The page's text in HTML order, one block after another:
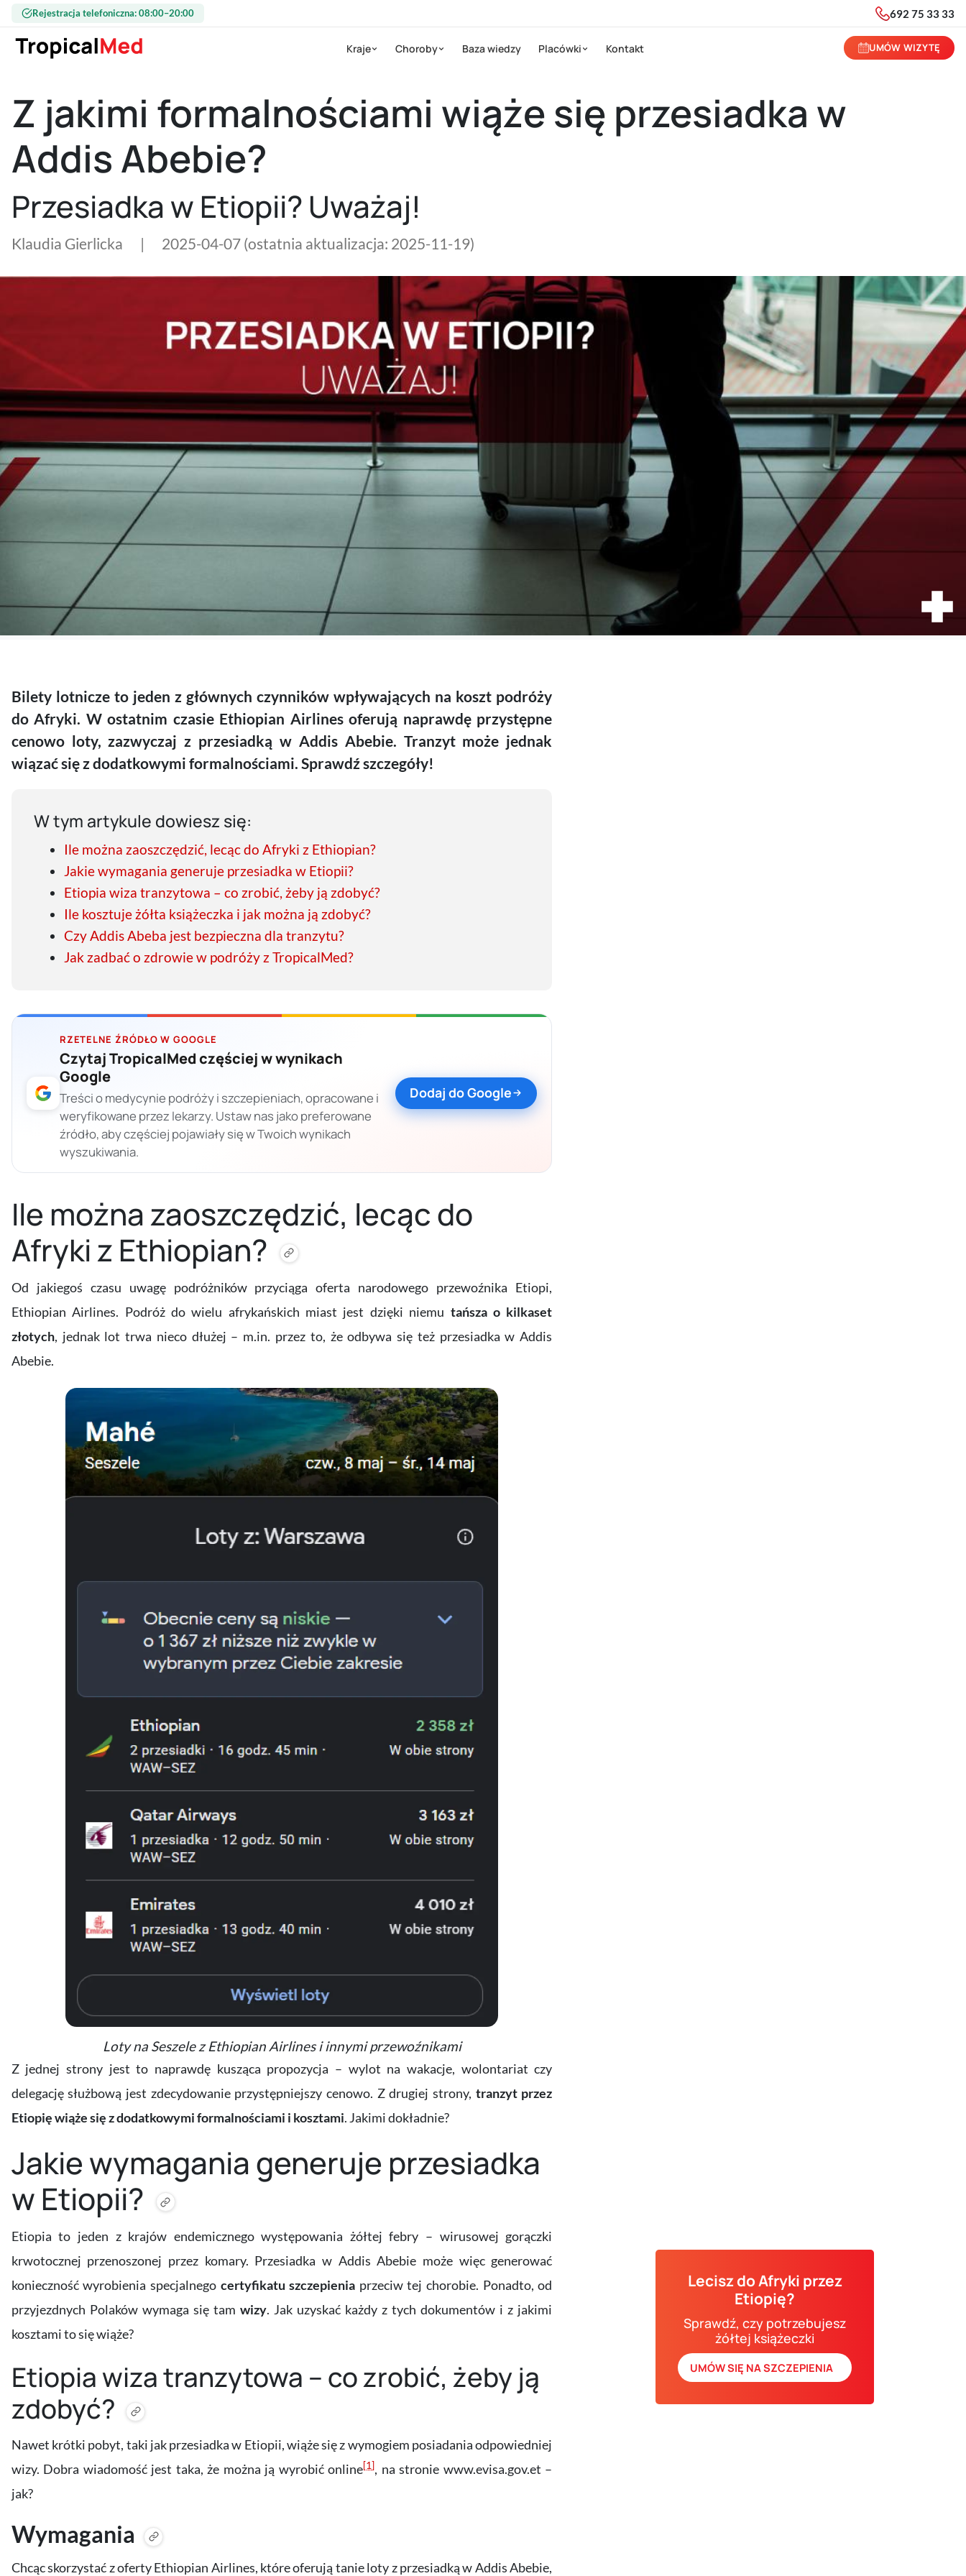
Przejdź do treści
Rejestracja telefoniczna: 08:00–20:00 692 75 33 33
Kraje Choroby Baza wiedzy Placówki Kontakt UMÓW WIZYTĘ
Z jakimi formalnościami wiąże się przesiadka w
Addis Abebie?
Przesiadka w Etiopii? Uważaj!
Klaudia Gierlicka | 2025-04-07 (ostatnia aktualizacja: 2025-11-19)
Bilety lotnicze to jeden z głównych czynników wpływających na koszt podróży
do Afryki. W ostatnim czasie Ethiopian Airlines oferują naprawdę przystępne
cenowo loty, zazwyczaj z przesiadką w Addis Abebie. Tranzyt może jednak
wiązać się z dodatkowymi formalnościami. Sprawdź szczegóły!
W tym artykule dowiesz się:
Ile można zaoszczędzić, lecąc do Afryki z Ethiopian?
Jakie wymagania generuje przesiadka w Etiopii?
Etiopia wiza tranzytowa – co zrobić, żeby ją zdobyć?
Ile kosztuje żółta książeczka i jak można ją zdobyć?
Czy Addis Abeba jest bezpieczna dla tranzytu?
Jak zadbać o zdrowie w podróży z TropicalMed?
RZETELNE ŹRÓDŁO W GOOGLE
Czytaj TropicalMed częściej w wynikach
Google
Treści o medycynie podróży i szczepieniach, opracowane i
weryfikowane przez lekarzy. Ustaw nas jako preferowane
źródło, aby częściej pojawiały się w Twoich wynikach
wyszukiwania.
Dodaj do Google
Ile można zaoszczędzić, lecąc do
Afryki z Ethiopian?
Od jakiegoś czasu uwagę podróżników przyciąga oferta narodowego przewoźnika Etiopi,
Ethiopian Airlines. Podróż do wielu afrykańskich miast jest dzięki niemu tańsza o kilkaset
złotych, jednak lot trwa nieco dłużej – m.in. przez to, że odbywa się też przesiadka w Addis
Abebie.
Loty na Seszele z Ethiopian Airlines i innymi przewoźnikami
Z jednej strony jest to naprawdę kusząca propozycja – wylot na wakacje, wolontariat czy
delegację służbową jest zdecydowanie przystępniejszy cenowo. Z drugiej strony, tranzyt przez
Etiopię wiąże się z dodatkowymi formalnościami i kosztami. Jakimi dokładnie?
Jakie wymagania generuje przesiadka
w Etiopii?
Etiopia to jeden z krajów endemicznego występowania żółtej febry – wirusowej gorączki
krwotocznej przenoszonej przez komary. Przesiadka w Addis Abebie może więc generować
konieczność wyrobienia specjalnego certyfikatu szczepienia przeciw tej chorobie. Ponadto, od
przyjezdnych Polaków wymaga się tam wizy. Jak uzyskać każdy z tych dokumentów i z jakimi
kosztami to się wiąże?
Etiopia wiza tranzytowa – co zrobić, żeby ją
zdobyć?
Nawet krótki pobyt, taki jak przesiadka w Etiopii, wiąże się z wymogiem posiadania odpowiedniej
wizy. Dobra wiadomość jest taka, że można ją wyrobić online[1], na stronie www.evisa.gov.et –
jak?
Wymagania
Chcąc skorzystać z oferty Ethiopian Airlines, które oferują tanie loty z przesiadką w Addis Abebie,
Lecisz do Afryki przez
Etiopię?
Sprawdź, czy potrzebujesz
żółtej książeczki
UMÓW SIĘ NA SZCZEPIENIA